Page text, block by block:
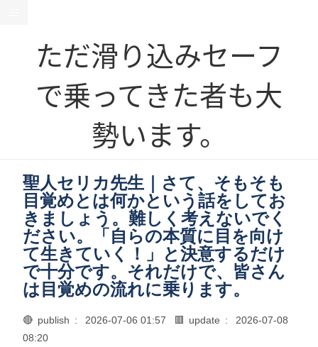
ただ滑り込みセーフ
で乗ってきた者も大
勢います。
聖人セリカ先生｜さて、そもそも
目覚めとは何かという話をしてお
きましょう。難しく考えないでく
ださい。「自らの本質に目を向け
て生きていく！」と決意するだけ
で十分です。それだけで、皆さん
は目覚めの流れに乗ります。
🔴 publish : 2026-07-06 01:57 🟥 update :
2026-07-08
08:20